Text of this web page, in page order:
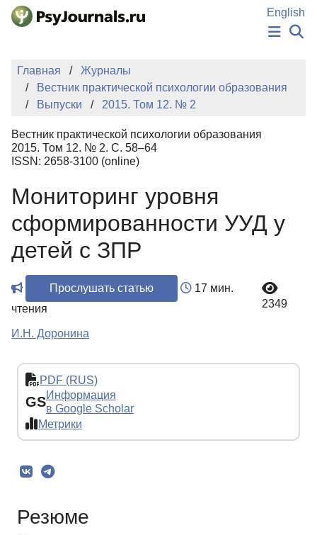
Перейти к основному содержанию
English
НОВОСТИ
ИЗДАНИЯ
АВТОРЫ
БАЗА ЗНАНИЙ
КЛЮЧЕВЫЕ СЛОВА
Регистрация
Главная
Журналы
Вестник практической психологии образования
Выпуски
2015. Том 12. № 2
Вестник практической психологии образования
2015. Том 12. № 2. С. 58–64
ISSN: 2658-3100 (online)
Мониторинг уровня
сформированности УУД у
детей с ЗПР
Прослушать статью
17 мин.
чтения
2349
И.Н. Доронина
PDF (RUS)
GSИнформация
в Google Scholar
Метрики
Резюме